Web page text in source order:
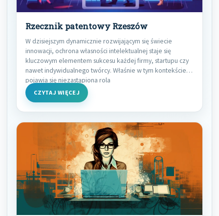
Rzecznik patentowy Rzeszów
W dzisiejszym dynamicznie rozwijającym się świecie
innowacji, ochrona własności intelektualnej staje się
kluczowym elementem sukcesu każdej firmy, startupu czy
nawet indywidualnego twórcy. Właśnie w tym kontekście
pojawia się niezastąpiona rola
CZYTAJ WIĘCEJ